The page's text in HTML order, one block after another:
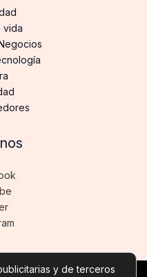
vida
y de terceros